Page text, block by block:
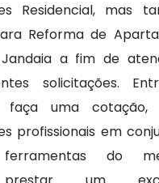
Residencial, mas
Reforma de
a fim de
solicitações.
uma cotação,
profissionais em
do